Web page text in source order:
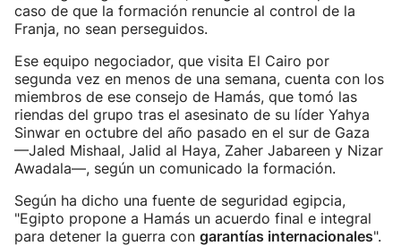
caso de que la formación renuncie al control de la
Franja, no sean perseguidos.
Ese equipo negociador, que visita El Cairo por
segunda vez en menos de una semana, cuenta con los
miembros de ese consejo de Hamás, que tomó las
riendas del grupo tras el asesinato de su líder Yahya
Sinwar en octubre del año pasado en el sur de Gaza
—Jaled Mishaal, Jalid al Haya, Zaher Jabareen y Nizar
Awadala—, según un comunicado la formación.
Según ha dicho una fuente de seguridad egipcia,
"Egipto propone a Hamás un acuerdo final e integral
para detener la guerra con garantías internacionales".